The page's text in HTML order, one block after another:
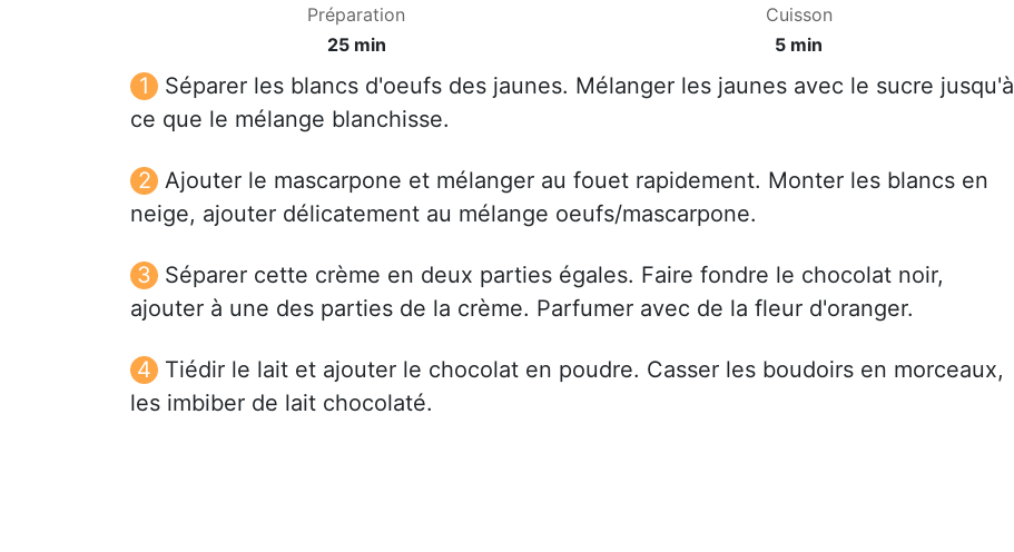
Préparation
25 min
Cuisson
5 min
Séparer les blancs d'oeufs des jaunes. Mélanger les jaunes avec le sucre jusqu'à
ce que le mélange blanchisse.
Ajouter le mascarpone et mélanger au fouet rapidement. Monter les blancs en
neige, ajouter délicatement au mélange oeufs/mascarpone.
Séparer cette crème en deux parties égales. Faire fondre le chocolat noir,
ajouter à une des parties de la crème. Parfumer avec de la fleur d'oranger.
Tiédir le lait et ajouter le chocolat en poudre. Casser les boudoirs en morceaux,
les imbiber de lait chocolaté.